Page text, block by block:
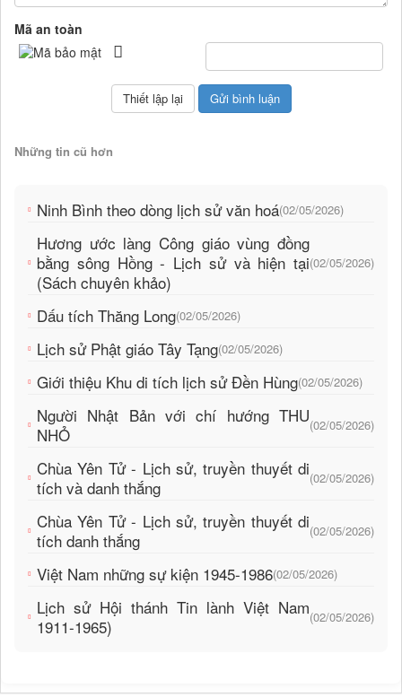
Mã an toàn
Những tin cũ hơn
Ninh Bình theo dòng lịch sử văn hoá(02/05/2026)
Hương ước làng Công giáo vùng đồng
bằng sông Hồng - Lịch sử và hiện tại
(Sách chuyên khảo)
(02/05/2026)
Dấu tích Thăng Long(02/05/2026)
Lịch sử Phật giáo Tây Tạng(02/05/2026)
Giới thiệu Khu di tích lịch sử Đền Hùng(02/05/2026)
Người Nhật Bản với chí hướng THU
NHỎ
(02/05/2026)
Chùa Yên Tử - Lịch sử, truyền thuyết di
tích và danh thắng
(02/05/2026)
Chùa Yên Tử - Lịch sử, truyền thuyết di
tích danh thắng
(02/05/2026)
Việt Nam những sự kiện 1945-1986(02/05/2026)
Lịch sử Hội thánh Tin lành Việt Nam
1911-1965)
(02/05/2026)